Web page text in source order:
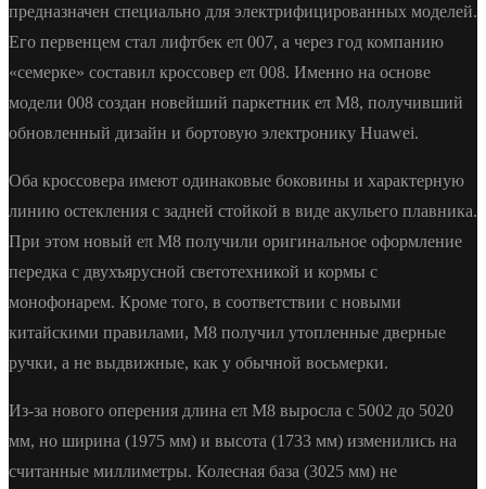
предназначен специально для электрифицированных моделей.
Его первенцем стал лифтбек eπ 007, а через год компанию
«семерке» составил кроссовер eπ 008. Именно на основе
модели 008 создан новейший паркетник eπ M8, получивший
обновленный дизайн и бортовую электронику Huawei.
Оба кроссовера имеют одинаковые боковины и характерную
линию остекления с задней стойкой в виде акульего плавника.
При этом новый eπ M8 получили оригинальное оформление
передка с двухъярусной светотехникой и кормы с
монофонарем. Кроме того, в соответствии с новыми
китайскими правилами, M8 получил утопленные дверные
ручки, а не выдвижные, как у обычной восьмерки.
Из-за нового оперения длина eπ M8 выросла с 5002 до 5020
мм, но ширина (1975 мм) и высота (1733 мм) изменились на
считанные миллиметры. Колесная база (3025 мм) не